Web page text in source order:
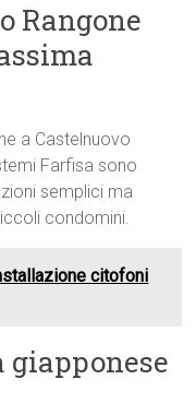

a Castelnuovo
Farfisa sono
semplici ma
condomini.
citofoni
giapponese